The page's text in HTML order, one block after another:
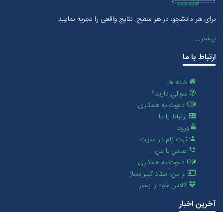
برای هر دانشجو، در هر سطح. نتایج واقعی را تجربه نمایید.
بیشتر...
ارتباط با ما
خانه ها
سوالی دارید؟
دعوت به همکاری
ارتباط با ما
ورود
ثبت نام در سایت
تماس با من
دعوت به همکاری
از من استاد کبیر بساز
کلاس خود را بساز
آخرین اخبار